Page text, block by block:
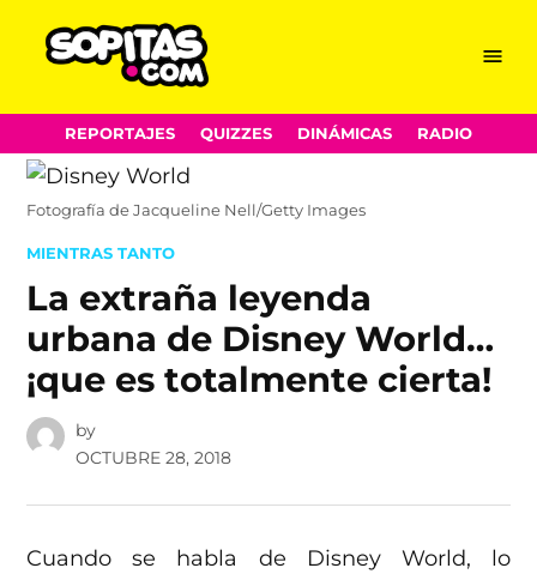
Skip
to
content
Menu
REPORTAJES QUIZZES DINÁMICAS RADIO
Fotografía de Jacqueline Nell/Getty Images
POSTED
MIENTRAS TANTO
La extraña leyenda
urbana de Disney World…
¡que es totalmente cierta!
by
OCTUBRE 28, 2018
Cuando se habla de Disney World, lo